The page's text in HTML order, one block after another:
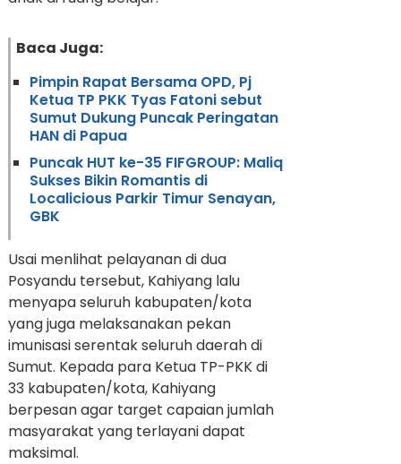
Baca Juga:
Pimpin Rapat Bersama OPD, Pj
Ketua TP PKK Tyas Fatoni sebut
Sumut Dukung Puncak Peringatan
HAN di Papua
Puncak HUT ke-35 FIFGROUP: Maliq
Sukses Bikin Romantis di
Localicious Parkir Timur Senayan,
GBK
Usai menlihat pelayanan di dua
Posyandu tersebut, Kahiyang lalu
menyapa seluruh kabupaten/kota
yang juga melaksanakan pekan
imunisasi serentak seluruh daerah di
Sumut. Kepada para Ketua TP-PKK di
33 kabupaten/kota, Kahiyang
berpesan agar target capaian jumlah
masyarakat yang terlayani dapat
maksimal.